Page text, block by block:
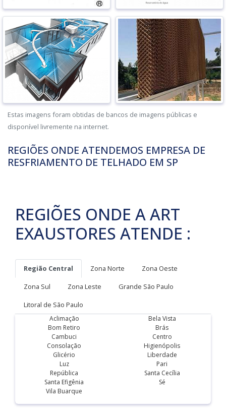
Estas imagens foram obtidas de bancos de imagens públicas e
disponível livremente na internet.
REGIÕES ONDE ATENDEMOS EMPRESA DE
RESFRIAMENTO DE TELHADO EM SP
REGIÕES ONDE A ART
EXAUSTORES ATENDE :
Região Central Zona Norte
Zona Oeste
Zona Sul
Zona Leste
Grande São Paulo
Litoral de São Paulo
Aclimação
Bela Vista
Bom Retiro
Brás
Cambuci
Centro
Consolação
Higienópolis
Glicério
Liberdade
Luz
Pari
República
Santa Cecília
Santa Efigênia
Sé
Vila Buarque